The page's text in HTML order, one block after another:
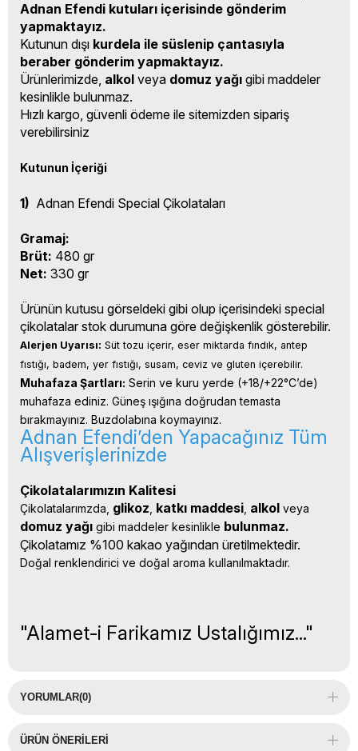
Adnan Efendi kutuları içerisinde gönderim
yapmaktayız.
Kutunun dışı kurdela ile süslenip çantasıyla
beraber gönderim yapmaktayız.
Ürünlerimizde, alkol veya domuz yağı gibi maddeler
kesinlikle bulunmaz.
Hızlı kargo, güvenli ödeme ile sitemizden sipariş
verebilirsiniz
Kutunun İçeriği
1) Adnan Efendi Special Çikolataları
Gramaj:
Brüt: 480 gr
Net: 330 gr
Ürünün kutusu görseldeki gibi olup içerisindeki special
çikolatalar stok durumuna göre değişkenlik gösterebilir.
Alerjen Uyarısı: Süt tozu içerir, eser miktarda fındık, antep
fıstığı, badem, yer fıstığı, susam, ceviz ve gluten içerebilir.
Muhafaza Şartları: Serin ve kuru yerde (+18/+22°C’de)
muhafaza ediniz. Güneş ışığına doğrudan temasta
bırakmayınız. Buzdolabına koymayınız.
Adnan Efendi’den Yapacağınız Tüm
Alışverişlerinizde
Çikolatalarımızın Kalitesi
Çikolatalarımzda, glikoz katkı maddesi alkol
domuz yağı gibi maddeler kesinlikle bulunmaz.
Çikolatamız %100 kakao yağından üretilmektedir.
Doğal renklendirici ve doğal aroma kullanılmaktadır.
"Alamet-i Farikamız Ustalığımız..."
YORUMLAR(0)
ÜRÜN ÖNERILERI